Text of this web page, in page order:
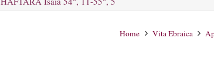
Home Vita Ebraica